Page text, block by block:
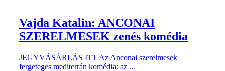
Vajda Katalin: ANCONAI
SZERELMESEK zenés komédia
JEGYVÁSÁRLÁS ITT Az Anconai szerelmesek
fergeteges mediterrán komédia: az ...